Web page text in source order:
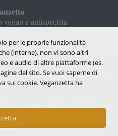
e antispecista
|VEGANZETTAISSN
094X
E LICENZA
per le proprie funzionalità
(interne), non vi sono altri
e audio di altre piattaforme (es.
del sito. Se vuoi saperne di
sui cookie. Veganzetta ha